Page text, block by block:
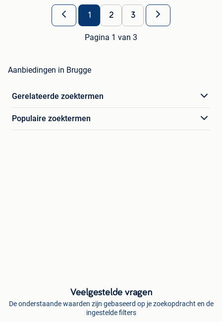
1 2 3
Pagina 1 van 3
Aanbiedingen in Brugge
Gerelateerde zoektermen
Populaire zoektermen
Veelgestelde vragen
De onderstaande waarden zijn gebaseerd op je zoekopdracht en de
ingestelde filters